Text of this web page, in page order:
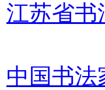
江苏省书
中国书法